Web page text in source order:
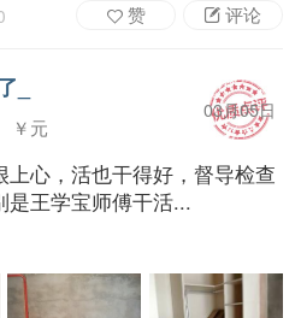
评论
赞
￥元
03月05日
上心，活也干得好，督导检查
是王学宝师傅干活...